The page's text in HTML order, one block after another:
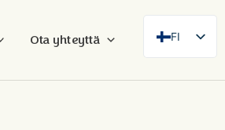
Ota yhteyttä
FI